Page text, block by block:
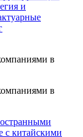
и
в
в
с китайскими